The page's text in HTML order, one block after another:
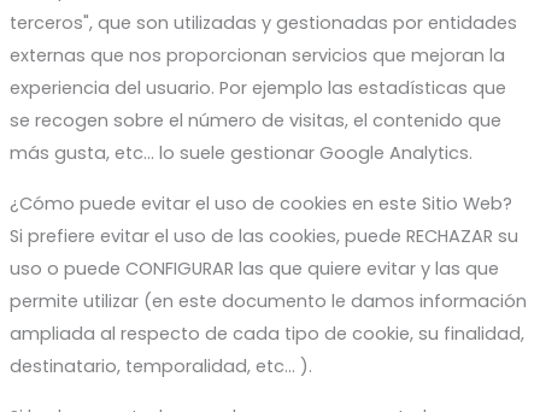
terceros", que son utilizadas y gestionadas por entidades
externas que nos proporcionan servicios que mejoran la
experiencia del usuario. Por ejemplo las estadísticas que
se recogen sobre el número de visitas, el contenido que
más gusta, etc... lo suele gestionar Google Analytics.
¿Cómo puede evitar el uso de cookies en este Sitio Web?
Si prefiere evitar el uso de las cookies, puede RECHAZAR su
uso o puede CONFIGURAR las que quiere evitar y las que
permite utilizar (en este documento le damos información
ampliada al respecto de cada tipo de cookie, su finalidad,
destinatario, temporalidad, etc... ).